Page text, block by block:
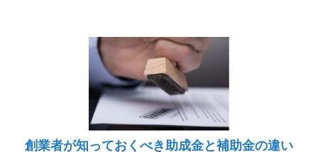
創業者が知っておくべき助成金と補助金の違い